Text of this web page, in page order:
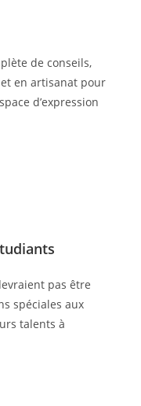
de conseils,
en artisanat pour
d’expression
pas être
spéciales aux
talents à